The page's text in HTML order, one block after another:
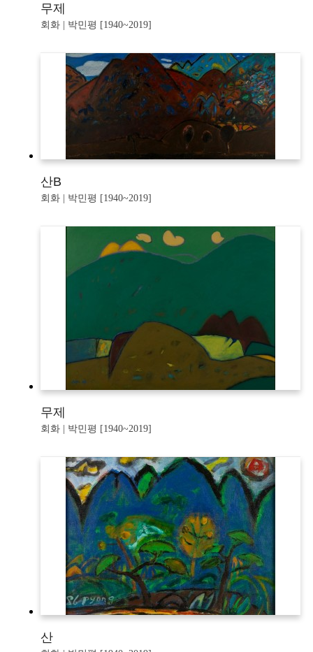
무제
회화 | 박민평 [1940~2019]
산B
회화 | 박민평 [1940~2019]
무제
회화 | 박민평 [1940~2019]
산